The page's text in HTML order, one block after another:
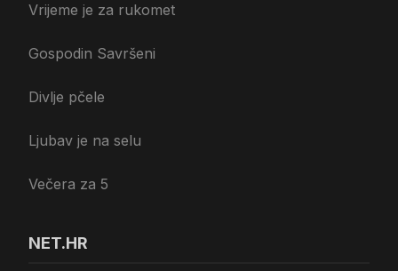
Vrijeme je za rukomet
Gospodin Savršeni
Divlje pčele
Ljubav je na selu
Večera za 5
NET.HR